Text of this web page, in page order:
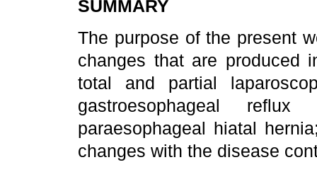
SUMMARY
The purpose of the present
changes that are produced
total and partial
gastroesophageal
paraesophageal hiatal
changes with the disease